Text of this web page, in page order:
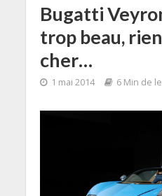
Bugatti
trop beau,
cher…
1 mai 2014 6 Min de